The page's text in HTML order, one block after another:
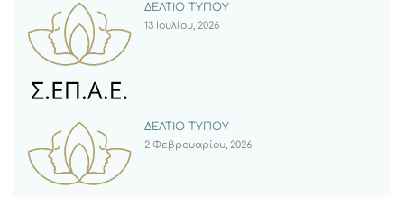
ΔΕΛΤΙΟ ΤΥΠΟΥ
13 Ιουλίου, 2026
ΔΕΛΤΙΟ ΤΥΠΟΥ
2 Φεβρουαρίου, 2026